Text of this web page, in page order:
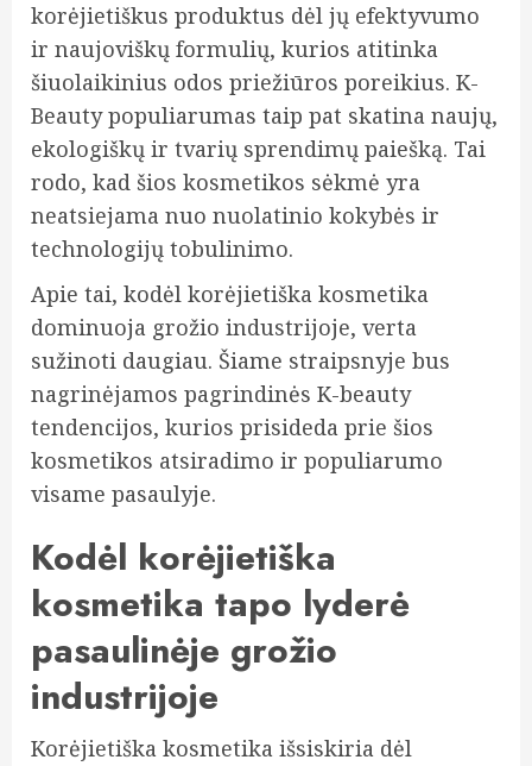
korėjietiškus produktus dėl jų efektyvumo
ir naujoviškų formulių, kurios atitinka
šiuolaikinius odos priežiūros poreikius. K-
Beauty populiarumas taip pat skatina naujų,
ekologiškų ir tvarių sprendimų paiešką. Tai
rodo, kad šios kosmetikos sėkmė yra
neatsiejama nuo nuolatinio kokybės ir
technologijų tobulinimo.
Apie tai, kodėl korėjietiška kosmetika
dominuoja grožio industrijoje, verta
sužinoti daugiau. Šiame straipsnyje bus
nagrinėjamos pagrindinės K-beauty
tendencijos, kurios prisideda prie šios
kosmetikos atsiradimo ir populiarumo
visame pasaulyje.
Kodėl korėjietiška
kosmetika tapo lyderė
pasaulinėje grožio
industrijoje
Korėjietiška kosmetika išsiskiria dėl